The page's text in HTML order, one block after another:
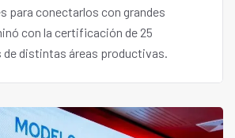
para conectarlos con grandes
con la certificación de 25
de distintas áreas productivas.